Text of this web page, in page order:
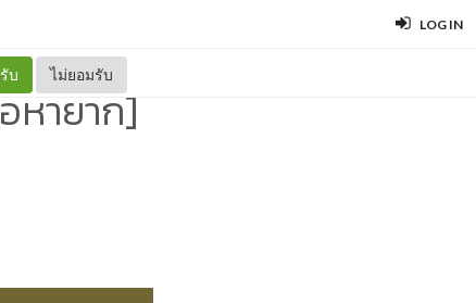
LOG IN
บ ไม่ยอมรับ
หายาก]